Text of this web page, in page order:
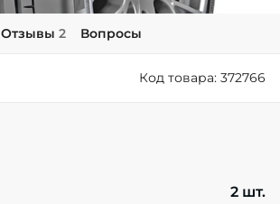
+38 (050)-911-911-2
+38 (099)-643-33-77
Отзывы 2 Вопросы
Код товара: 372766
2 шт.